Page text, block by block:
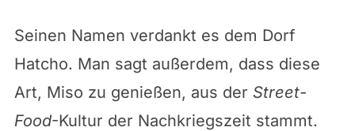
Seinen Namen verdankt es dem Dorf
Hatcho. Man sagt außerdem, dass diese
Art, Miso zu genießen, aus der Street-
Food-Kultur der Nachkriegszeit stammt.